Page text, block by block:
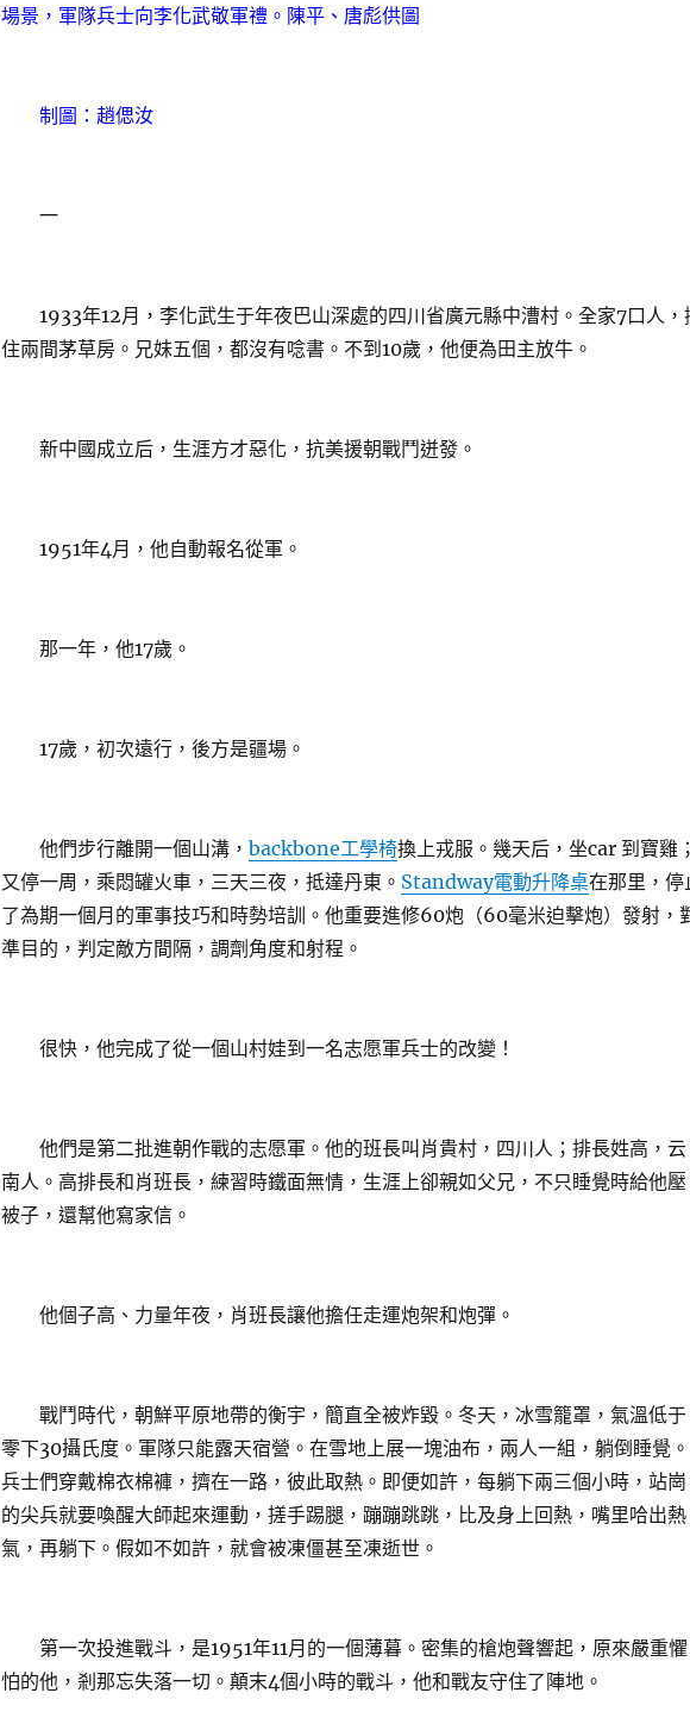
場景，軍隊兵士向李化武敬軍禮。陳平、唐彪供圖
制圖：趙偲汝
一
1933年12月，李化武生于年夜巴山深處的四川省廣元縣中漕村。全家7口人，
住兩間茅草房。兄妹五個，都沒有唸書。不到10歲，他便為田主放牛。
新中國成立后，生涯方才惡化，抗美援朝戰鬥迸發。
1951年4月，他自動報名從軍。
那一年，他17歲。
17歲，初次遠行，後方是疆場。
他們步行離開一個山溝， backbone工學椅換上戎服。幾天后，坐car 到寶雞
又停一周，乘悶罐火車，三天三夜，抵達丹東。 Standway電動升降桌在那里，停
了為期一個月的軍事技巧和時勢培訓。他重要進修60炮（60毫米迫擊炮）發射，
準目的，判定敵方間隔，調劑角度和射程。
很快，他完成了從一個山村娃到一名志愿軍兵士的改變！
他們是第二批進朝作戰的志愿軍。他的班長叫肖貴村，四川人；排長姓高，云
南人。高排長和肖班長，練習時鐵面無情，生涯上卻親如父兄，不只睡覺時給他壓
被子，還幫他寫家信。
他個子高、力量年夜，肖班長讓他擔任走運炮架和炮彈。
戰鬥時代，朝鮮平原地帶的衡宇，簡直全被炸毀。冬天，冰雪籠罩，氣溫低于
零下30攝氏度。軍隊只能露天宿營。在雪地上展一塊油布，兩人一組，躺倒睡覺。
兵士們穿戴棉衣棉褲，擠在一路，彼此取熱。即便如許，每躺下兩三個小時，站崗
的尖兵就要喚醒大師起來運動，搓手踢腿，蹦蹦跳跳，比及身上回熱，嘴里哈出熱
氣，再躺下。假如不如許，就會被凍僵甚至凍逝世。
第一次投進戰斗，是1951年11月的一個薄暮。密集的槍炮聲響起，原來嚴重懼
怕的他，剎那忘失落一切。顛末4個小時的戰斗，他和戰友守住了陣地。